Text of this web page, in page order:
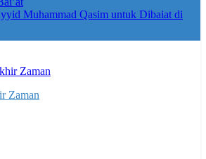
Muhammad Qasim untuk Dibaiat di
Zaman